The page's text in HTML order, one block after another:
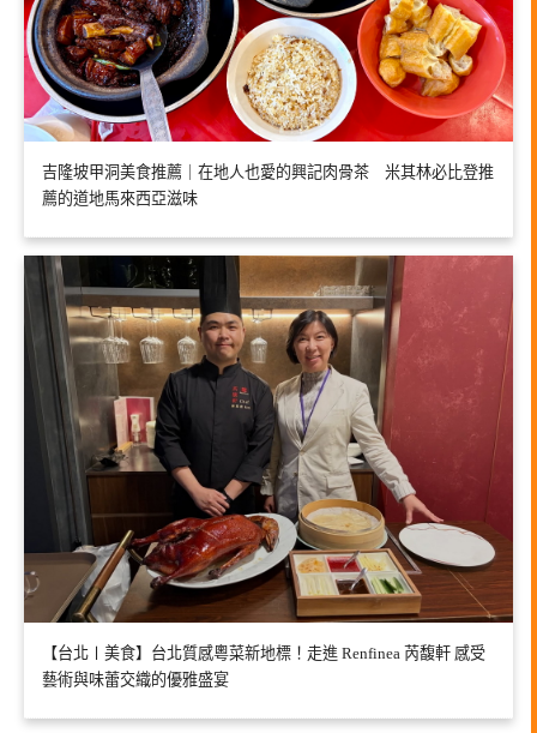
吉隆坡甲洞美食推薦｜在地人也愛的興記肉骨茶 米其林必比登推
薦的道地馬來西亞滋味
【台北〡美食】台北質感粵菜新地標！走進 Renfinea 芮馥軒 感受
藝術與味蕾交織的優雅盛宴